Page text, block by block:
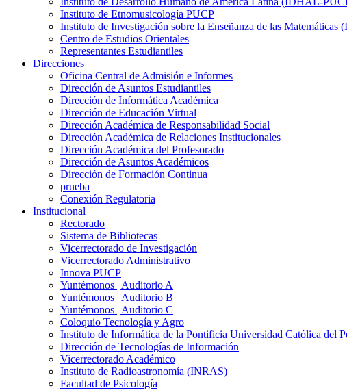
Instituto de Etnomusicología PUCP
Instituto de Investigación sobre la Enseñanza de las Matemáticas
Centro de Estudios Orientales
Representantes Estudiantiles
Direcciones
Oficina Central de Admisión e Informes
Dirección de Asuntos Estudiantiles
Dirección de Informática Académica
Dirección de Educación Virtual
Dirección Académica de Responsabilidad Social
Dirección Académica de Relaciones Institucionales
Dirección Académica del Profesorado
Dirección de Asuntos Académicos
Dirección de Formación Continua
prueba
Conexión Regulatoria
Institucional
Rectorado
Sistema de Bibliotecas
Vicerrectorado de Investigación
Vicerrectorado Administrativo
Innova PUCP
Yuntémonos | Auditorio A
Yuntémonos | Auditorio B
Yuntémonos | Auditorio C
Coloquio Tecnología y Agro
Instituto de Informática de la Pontificia Universidad Católica del
Dirección de Tecnologías de Información
Vicerrectorado Académico
Instituto de Radioastronomía (INRAS)
Facultad de Psicología